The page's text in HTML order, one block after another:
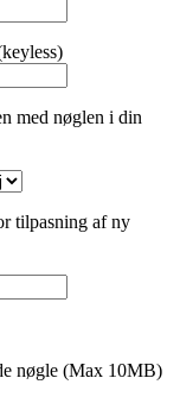
med nøglen i din
tilpasning af ny
nøgle (Max 10MB)